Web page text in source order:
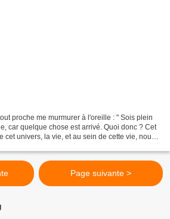
proche me murmurer à l'oreille : " Sois plein
car quelque chose est arrivé. Quoi donc ? Cet
cet univers, la vie, et au sein de cette vie, nous
Page suivante >